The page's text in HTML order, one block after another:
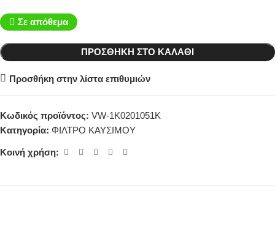
Σε απόθεμα
ΠΡΟΣΘΉΚΗ ΣΤΟ ΚΑΛΆΘΙ
Προσθήκη στην λίστα επιθυμιών
Κωδικός προϊόντος: VW-1K0201051K
Κατηγορία: ΦΙΛΤΡΟ ΚΑΥΣΙΜΟΥ
Κοινή χρήση: